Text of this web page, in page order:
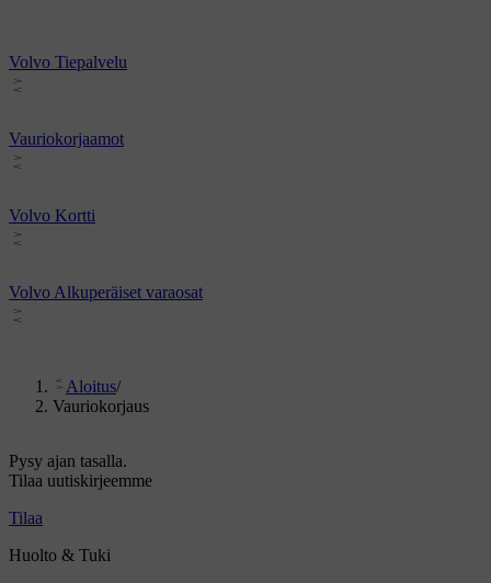
Volvo Tiepalvelu
Vauriokorjaamot
Volvo Kortti
Volvo Alkuperäiset varaosat
Aloitus/
Vauriokorjaus